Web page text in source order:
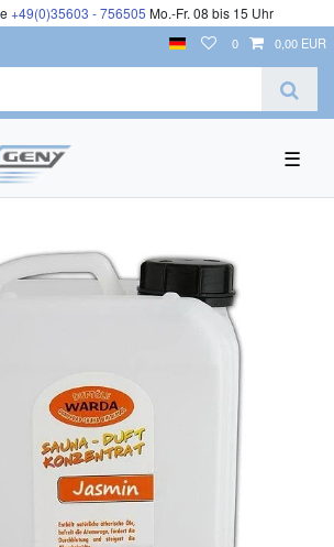
+49(0)35603 - 756505 Mo.-Fr. 08 bis 15 Uhr
0 0,00 EUR
☰